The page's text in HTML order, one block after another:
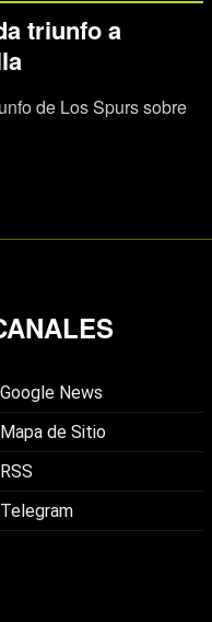
triunfo a
de Los Spurs sobre
Google News
Mapa de Sitio
RSS
Telegram